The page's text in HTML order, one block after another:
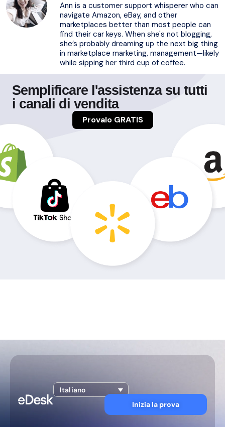
Ann is a customer support whisperer who can
navigate Amazon, eBay, and other
marketplaces better than most people can
find their car keys. When she's not blogging,
she’s probably dreaming up the next big thing
in marketplace marketing, management—likely
while sipping her third cup of coffee.
Semplificare l'assistenza su tutti
i canali di vendita
Provalo GRATIS
Italiano
Inizia la prova